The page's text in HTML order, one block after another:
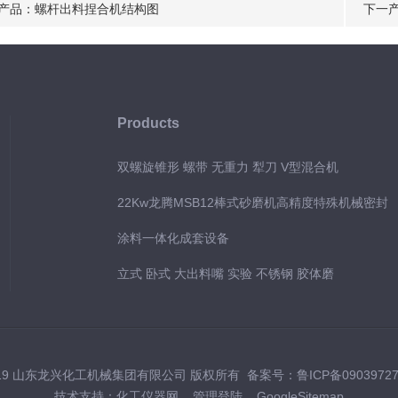
品： 螺杆出料捏合机结构图 下一
Products
双螺旋锥形 螺带 无重力 犁刀 V型混合机
22Kw龙腾MSB12棒式砂磨机高精度特殊机械密封
涂料一体化成套设备
立式 卧式 大出料嘴 实验 不锈钢 胶体磨
山东龙兴化工机械集团有限公司 版权所有 备案号： 鲁ICP备